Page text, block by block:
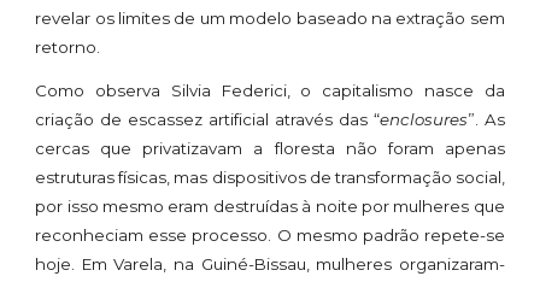
revelar os limites de um modelo baseado na extração sem
retorno.
Como observa Silvia Federici, o capitalismo nasce da
criação de escassez artificial através das “enclosures”. As
cercas que privatizavam a floresta não foram apenas
estruturas físicas, mas dispositivos de transformação social,
por isso mesmo eram destruídas à noite por mulheres que
reconheciam esse processo. O mesmo padrão repete-se
hoje. Em Varela, na Guiné-Bissau, mulheres organizaram-